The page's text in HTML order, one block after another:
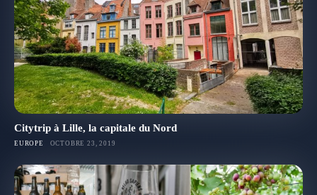
Citytrip à Lille, la capitale du Nord
EUROPE OCTOBRE 23, 2019